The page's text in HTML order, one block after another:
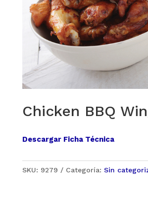
Chicken BBQ
Descargar Ficha Técnica
SKU: 9279 Categoría: Sin